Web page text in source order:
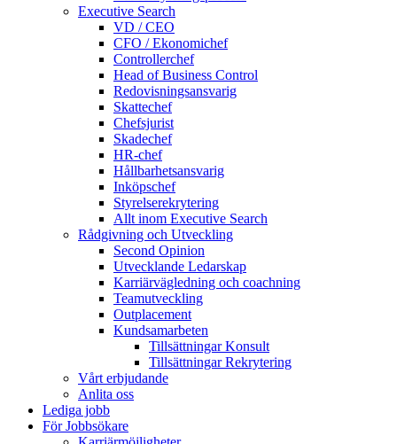
Executive Search
VD / CEO
CFO / Ekonomichef
Controllerchef
Head of Business Control
Redovisningsansvarig
Skattechef
Chefsjurist
Skadechef
HR-chef
Hållbarhetsansvarig
Inköpschef
Styrelserekrytering
Allt inom Executive Search
Rådgivning och Utveckling
Second Opinion
Utvecklande Ledarskap
Karriärvägledning och coachning
Teamutveckling
Outplacement
Kundsamarbeten
Tillsättningar Konsult
Tillsättningar Rekrytering
Vårt erbjudande
Anlita oss
Lediga jobb
För Jobbsökare